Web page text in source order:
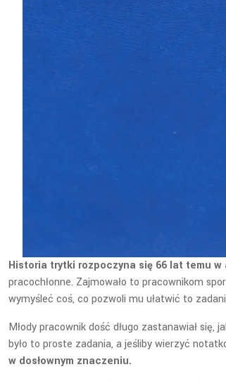
Historia trytki rozpoczyna się 66 lat temu
pracochłonne. Zajmowało to pracownikom
wymyśleć coś, co pozwoli mu ułatwić to
Młody pracownik dość długo zastanawiał
było to proste zadania, a jeśliby wierzyć
w dosłownym znaczeniu.